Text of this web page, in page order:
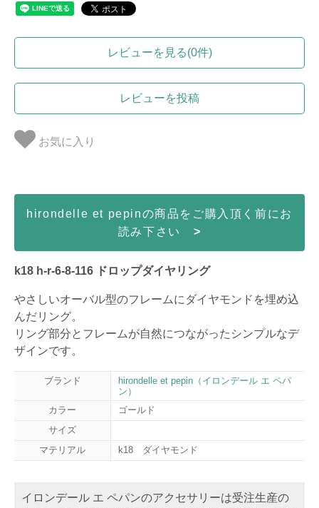
レビューを見る(0件)
レビューを投稿
お気に入り
hirondelle et pepinの商品をご購入頂く前にお
読み下さい >
k18 h-r-6-8-116 ドロップダイヤリング
やさしいオーバル型のフレームにダイヤモンドを埋め込
んだリング。
リング部分とフレームが自然につながったシンプルなデ
ザインです。
ブランド
hirondelle et pepin（イロンデール エ ペパ
ン）
カラー
ゴールド
サイズ
マテリアル
k18 ダイヤモンド
イロンデール エ ペパンのアクセサリーは受注生産の